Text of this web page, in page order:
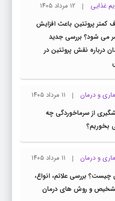
غذایی
۱۲ مرداد ۱۴۰۵
کمتر پروتئین باعث افزایش
می شود؟ بررسی جدید
درباره نقش پروتئین در
و درمان
۱۱ مرداد ۱۴۰۵
از سرماخوردگی چه
بخوریم؟
و درمان
۱۱ مرداد ۱۴۰۵
چیست؟ بررسی علائم، انواع،
و روش های درمان